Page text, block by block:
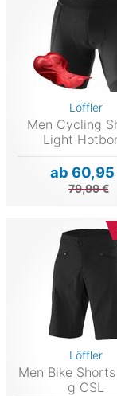
Löffler
Men Cycling
Light
ab 60,95
79,99 €
Löffler
Men Bike
g CSL